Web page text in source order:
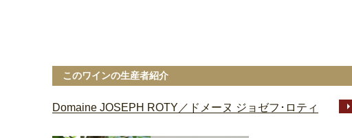
このワインの生産者紹介
Domaine JOSEPH ROTY／ドメーヌ ジョゼフ･ロティ